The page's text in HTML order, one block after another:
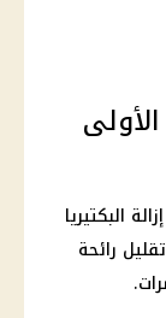
البكتيريا
رائحة